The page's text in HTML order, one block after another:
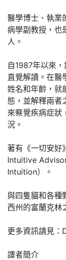
醫學博士、執業
病學副教授，也
人。
自1987年以來
直覺解讀。在醫
姓名和年齡，就
態，並解釋兩者
來察覺疾病症狀
況。
著有《一切安好
Intuitive
Intuition）。
與四隻貓和各種
西州的富蘭克林
更多資訊請見
譯者簡介